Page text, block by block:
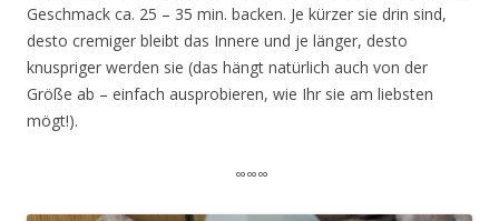
Geschmack ca. 25 – 35 min. backen. Je kürzer sie drin sind,
desto cremiger bleibt das Innere und je länger, desto
knuspriger werden sie (das hängt natürlich auch von der
Größe ab – einfach ausprobieren, wie Ihr sie am liebsten
mögt!).
∞∞∞